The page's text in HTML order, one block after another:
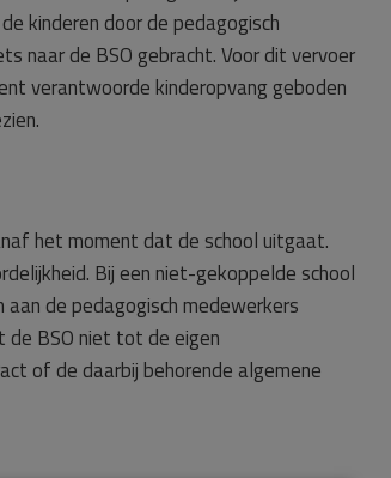
kinderen door de pedagogisch
naar de BSO gebracht. Voor dit vervoer
verantwoorde kinderopvang geboden
het moment dat de school uitgaat.
Bij een niet-gekoppelde school
de pedagogisch medewerkers
de BSO niet tot de eigen
of de daarbij behorende algemene